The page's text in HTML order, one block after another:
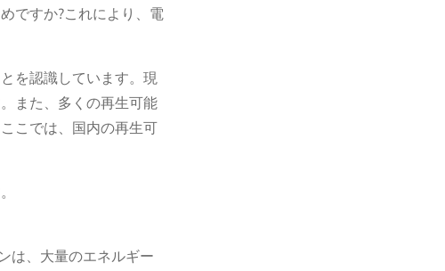
ですか?これにより、電
を認識しています。現
また、多くの再生可能
こでは、国内の再生可
は、大量のエネルギー